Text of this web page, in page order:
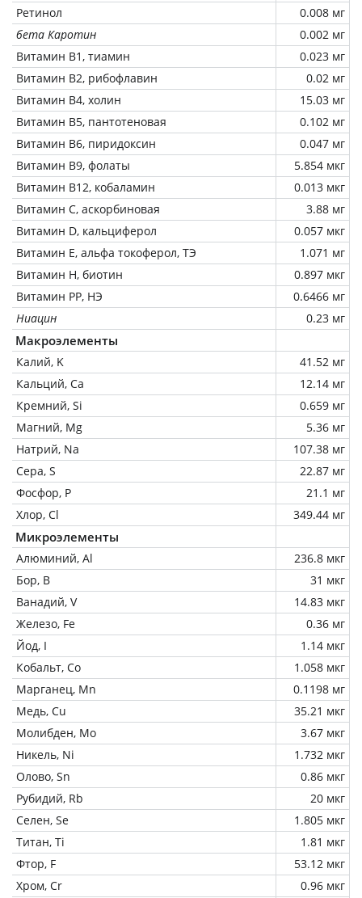
Ретинол
0.008 мг
бета Каротин
0.002 мг
Витамин В1, тиамин
0.023 мг
Витамин В2, рибофлавин
0.02 мг
Витамин В4, холин
15.03 мг
Витамин В5, пантотеновая
0.102 мг
Витамин В6, пиридоксин
0.047 мг
Витамин В9, фолаты
5.854 мкг
Витамин В12, кобаламин
0.013 мкг
Витамин C, аскорбиновая
3.88 мг
Витамин D, кальциферол
0.057 мкг
Витамин Е, альфа токоферол, ТЭ
1.071 мг
Витамин Н, биотин
0.897 мкг
Витамин РР, НЭ
0.6466 мг
Ниацин
0.23 мг
Макроэлементы
Калий, K
41.52 мг
Кальций, Ca
12.14 мг
Кремний, Si
0.659 мг
Магний, Mg
5.36 мг
Натрий, Na
107.38 мг
Сера, S
22.87 мг
Фосфор, P
21.1 мг
Хлор, Cl
349.44 мг
Микроэлементы
Алюминий, Al
236.8 мкг
Бор, B
31 мкг
Ванадий, V
14.83 мкг
Железо, Fe
0.36 мг
Йод, I
1.14 мкг
Кобальт, Co
1.058 мкг
Марганец, Mn
0.1198 мг
Медь, Cu
35.21 мкг
Молибден, Mo
3.67 мкг
Никель, Ni
1.732 мкг
Олово, Sn
0.86 мкг
Рубидий, Rb
20 мкг
Селен, Se
1.805 мкг
Титан, Ti
1.81 мкг
Фтор, F
53.12 мкг
Хром, Cr
0.96 мкг